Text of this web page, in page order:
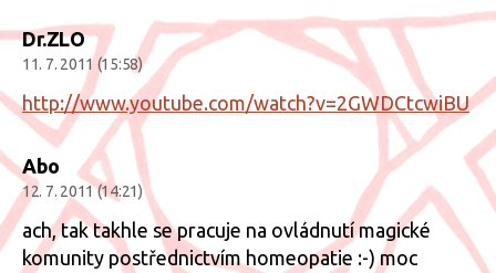
Dr.ZLO
11. 7. 2011 (15:58)
http://www.youtube.com/watch?v=2GWDCtcwiBU
Abo
12. 7. 2011 (14:21)
ach, tak takhle se pracuje na ovládnutí magické
komunity postřednictvím homeopatie :-) moc